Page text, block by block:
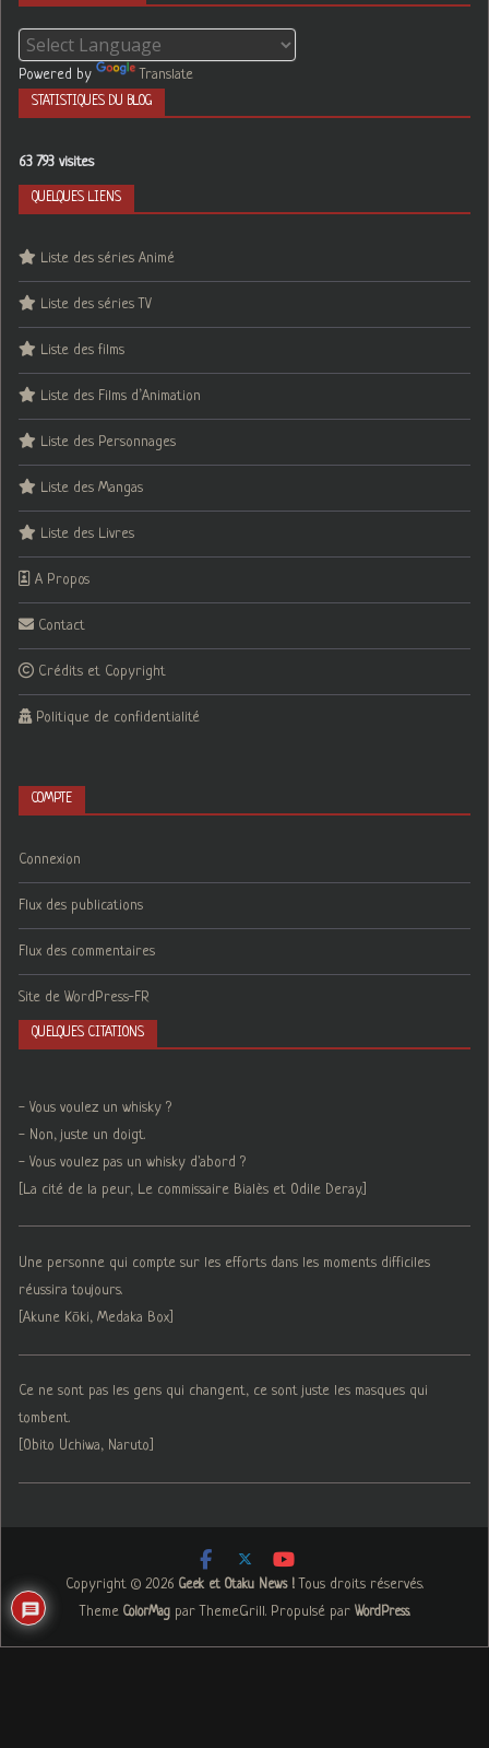
Powered by Translate
STATISTIQUES DU BLOG
63 793 visites
QUELQUES LIENS
Liste des séries Animé
Liste des séries TV
Liste des films
Liste des Films d’Animation
Liste des Personnages
Liste des Mangas
Liste des Livres
A Propos
Contact
Crédits et Copyright
Politique de confidentialité
COMPTE
Connexion
Flux des publications
Flux des commentaires
Site de WordPress-FR
QUELQUES CITATIONS
- Vous voulez un whisky ?
- Non, juste un doigt.
- Vous voulez pas un whisky d'abord ?
[La cité de la peur, Le commissaire Bialès et Odile Deray.]
Une personne qui compte sur les efforts dans les moments difficiles
réussira toujours.
[Akune Kōki, Medaka Box]
Ce ne sont pas les gens qui changent, ce sont juste les masques qui
tombent.
[Obito Uchiwa, Naruto]
Copyright © 2026 Geek et Otaku News !. Tous droits réservés.
Theme ColorMagpar ThemeGrill. Propulsé par WordPress.